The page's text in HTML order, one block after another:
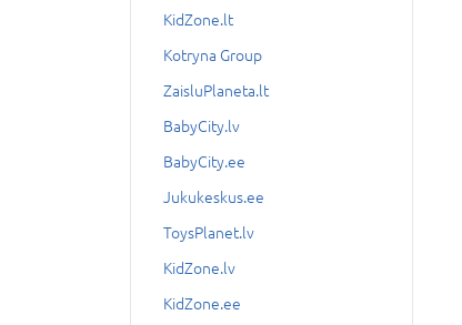
KidZone.lt
Kotryna Group
ZaisluPlaneta.lt
BabyCity.lv
BabyCity.ee
Jukukeskus.ee
ToysPlanet.lv
KidZone.lv
KidZone.ee